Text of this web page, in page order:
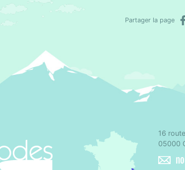
Partager la page
CoDES 05 - Comité départemental d'éducation
16
05000